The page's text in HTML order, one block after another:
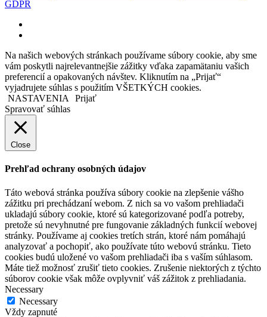
GDPR
Na našich webových stránkach používame súbory cookie, aby sme
vám poskytli najrelevantnejšie zážitky vďaka zapamätaniu vašich
preferencií a opakovaných návštev. Kliknutím na „Prijať“
vyjadrujete súhlas s použitím VŠETKÝCH cookies.
NASTAVENIA
Prijať
Spravovať súhlas
Close
Prehľad ochrany osobných údajov
Táto webová stránka používa súbory cookie na zlepšenie vášho
zážitku pri prechádzaní webom. Z nich sa vo vašom prehliadači
ukladajú súbory cookie, ktoré sú kategorizované podľa potreby,
pretože sú nevyhnutné pre fungovanie základných funkcií webovej
stránky. Používame aj cookies tretích strán, ktoré nám pomáhajú
analyzovať a pochopiť, ako používate túto webovú stránku. Tieto
cookies budú uložené vo vašom prehliadači iba s vaším súhlasom.
Máte tiež možnosť zrušiť tieto cookies. Zrušenie niektorých z týchto
súborov cookie však môže ovplyvniť váš zážitok z prehliadania.
Necessary
Necessary
Vždy zapnuté